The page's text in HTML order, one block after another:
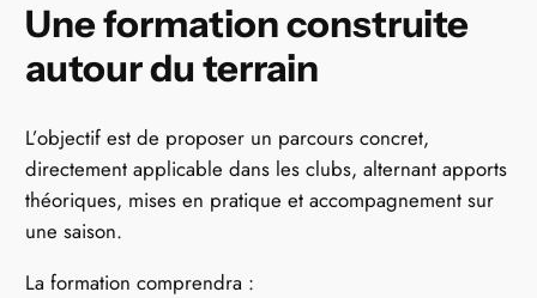
Une formation construite
autour du terrain
L’objectif est de proposer un parcours concret,
directement applicable dans les clubs, alternant apports
théoriques, mises en pratique et accompagnement sur
une saison.
La formation comprendra :